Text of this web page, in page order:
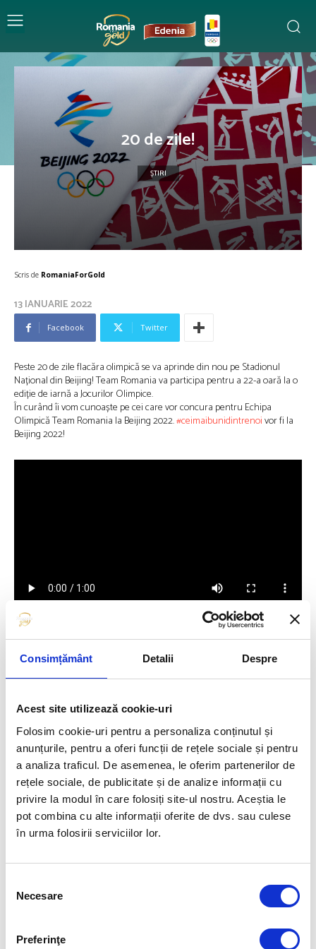
Consimțământ Detalii Despre
Acest site utilizează cookie-uri
Folosim cookie-uri pentru a personaliza conținutul și
anunțurile, pentru a oferi funcții de rețele sociale și pentru
a analiza traficul. De asemenea, le oferim partenerilor de
rețele sociale, de publicitate și de analize informații cu
privire la modul în care folosiți site-ul nostru. Aceștia le
pot combina cu alte informații oferite de dvs. sau culese
în urma folosirii serviciilor lor.
consimțământului
Necesare
Preferinţe
20 de zile!
ȘTIRI
Scris de RomaniaForGold
13 IANUARIE 2022
Facebook Twitter
Peste 20 de zile flacăra olimpică se va aprinde din nou pe Stadionul
Național din Beijing! Team Romania va participa pentru a 22-a oară la o
ediție de iarnă a Jocurilor Olimpice.
În curând îi vom cunoaște pe cei care vor concura pentru Echipa
Olimpică Team Romania la Beijing 2022.#ceimaibunidintrenoivor fi la
Beijing 2022!
Video: Facebook/Beijing2022
Articolul precedent
ROBERT GLINȚĂ, MEDALIE DE
SPATE!
Articolul următor
22 PENTRU TEAM ROMANIA
FUELLED BY